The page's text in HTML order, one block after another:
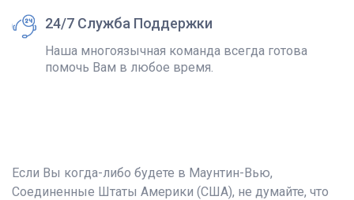
24/7 Служба Поддержки
Наша многоязычная команда всегда готова
помочь Вам в любое время.
Если Вы когда-либо будете в Маунтин-Вью,
Соединенные Штаты Америки (США), не думайте, что